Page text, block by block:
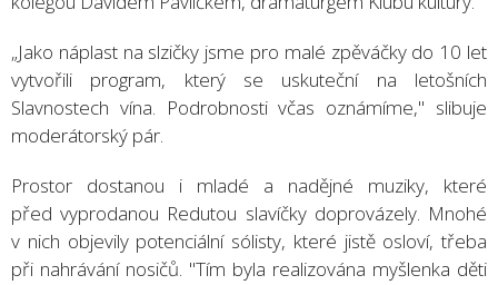
„Jako náplast na slzičky jsme pro malé zpěváčky do 10 let
vytvořili program, který se uskuteční na letošních
Slavnostech vína. Podrobnosti včas oznámíme," slibuje
moderátorský pár.
Prostor dostanou i mladé a nadějné muziky, které
před vyprodanou Redutou slavíčky doprovázely. Mnohé
v nich objevily potenciální sólisty, které jistě osloví, třeba
při nahrávání nosičů. "Tím byla realizována myšlenka děti